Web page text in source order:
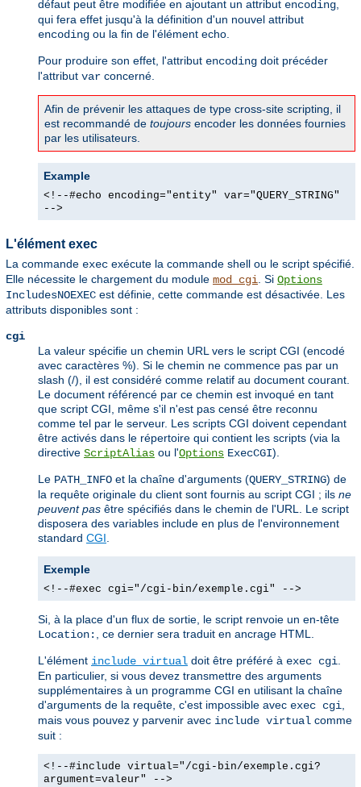
défaut peut être modifiée en ajoutant un attribut encoding,
qui fera effet jusqu'à la définition d'un nouvel attribut
encoding ou la fin de l'élément echo.
Pour produire son effet, l'attribut encoding doit précéder
l'attribut var concerné.
Afin de prévenir les attaques de type cross-site scripting, il
est recommandé de toujours encoder les données fournies
par les utilisateurs.
Example
<!--#echo encoding="entity" var="QUERY_STRING"
-->
L'élément exec
La commande exec exécute la commande shell ou le script spécifié.
Elle nécessite le chargement du module mod_cgi. Si Options
IncludesNOEXEC est définie, cette commande est désactivée. Les
attributs disponibles sont :
cgi
La valeur spécifie un chemin URL vers le script CGI (encodé
avec caractères %). Si le chemin ne commence pas par un
slash (/), il est considéré comme relatif au document courant.
Le document référencé par ce chemin est invoqué en tant
que script CGI, même s'il n'est pas censé être reconnu
comme tel par le serveur. Les scripts CGI doivent cependant
être activés dans le répertoire qui contient les scripts (via la
directive ScriptAlias ou l'Options ExecCGI).
Le PATH_INFO et la chaîne d'arguments (QUERY_STRING) de
la requête originale du client sont fournis au script CGI ; ils ne
peuvent pas être spécifiés dans le chemin de l'URL. Le script
disposera des variables include en plus de l'environnement
standard CGI.
Exemple
<!--#exec cgi="/cgi-bin/exemple.cgi" -->
Si, à la place d'un flux de sortie, le script renvoie un en-tête
Location: , ce dernier sera traduit en ancrage HTML.
L'élément include virtual doit être préféré à exec cgi.
En particulier, si vous devez transmettre des arguments
supplémentaires à un programme CGI en utilisant la chaîne
d'arguments de la requête, c'est impossible avec exec cgi,
mais vous pouvez y parvenir avec include virtual comme
suit :
<!--#include virtual="/cgi-bin/exemple.cgi?
argument=valeur" -->